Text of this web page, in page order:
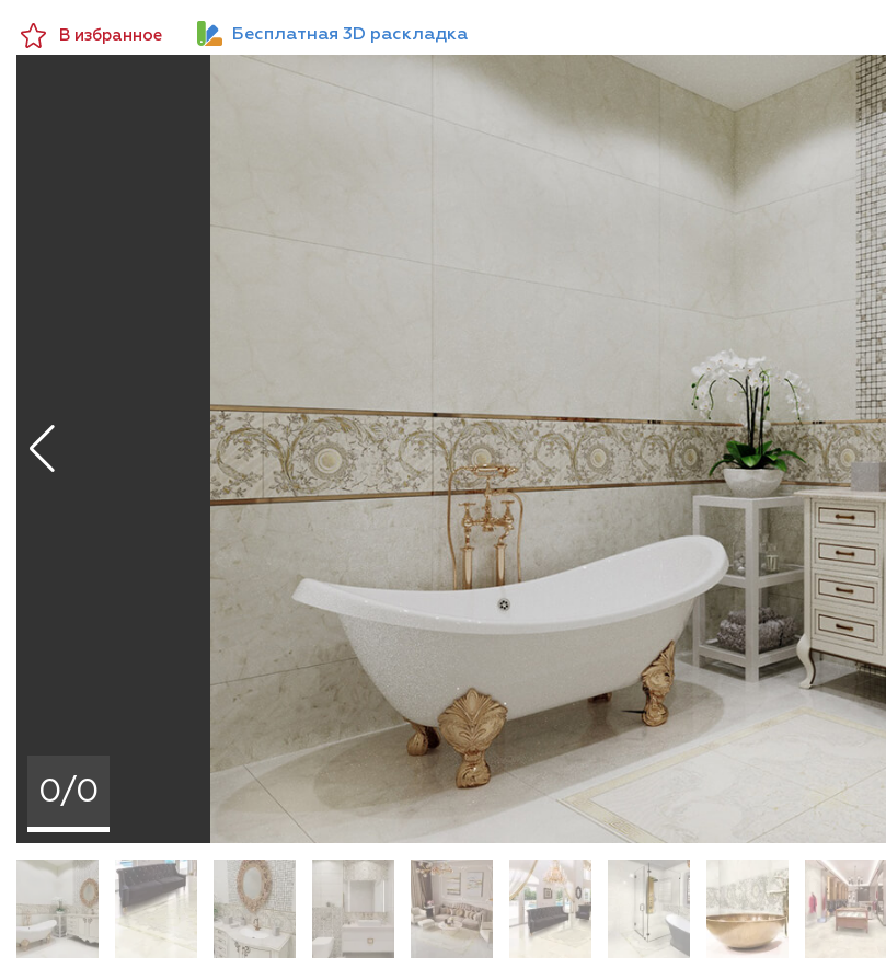
Плитка Alabastro предназначена для отделки ванных комнат, гостиных и других помещений в
использоваться в качестве широких бордюров при зонировании стен, напольные – для
помощью мозаики выделяются функциональные зоны (раковина, ванна, санузел).
металлическими элементами под золото, санфаянсом, стеклом, хрусталем, мягким
В избранное Бесплатная 3D раскладка
0/0